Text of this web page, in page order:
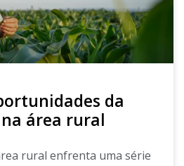
da
área rural
rural enfrenta uma série